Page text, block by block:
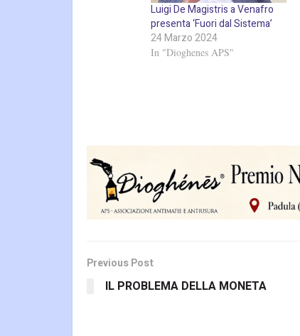
Luigi De Magistris a Venafro
presenta ‘Fuori dal Sistema’
24 Marzo 2024
In "Dioghenes APS"
Previous Post
IL PROBLEMA DELLA MONETA